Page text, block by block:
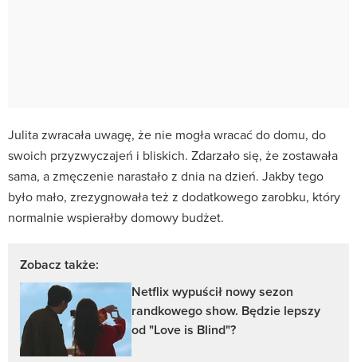
Julita zwracała uwagę, że nie mogła wracać do domu, do
swoich przyzwyczajeń i bliskich. Zdarzało się, że zostawała
sama, a zmęczenie narastało z dnia na dzień. Jakby tego
było mało, zrezygnowała też z dodatkowego zarobku, który
normalnie wspierałby domowy budżet.
Zobacz także:
Netflix wypuścił nowy sezon
randkowego show. Będzie lepszy
od "Love is Blind"?